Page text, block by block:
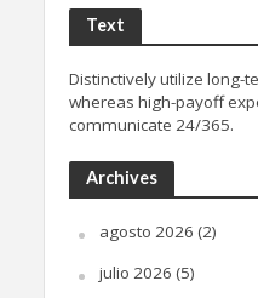
Text
Distinctively utilize long-
whereas high-payoff
communicate 24/365.
Archives
agosto 2026 (2)
julio 2026 (5)